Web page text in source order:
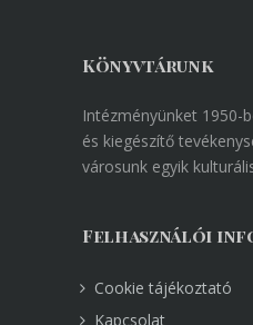
Könyvtárunk
Intézményünket 1950-
és kiegészítő
városunk egyik
Felhasználói
Cookie tájékoztató
Kapcsolat